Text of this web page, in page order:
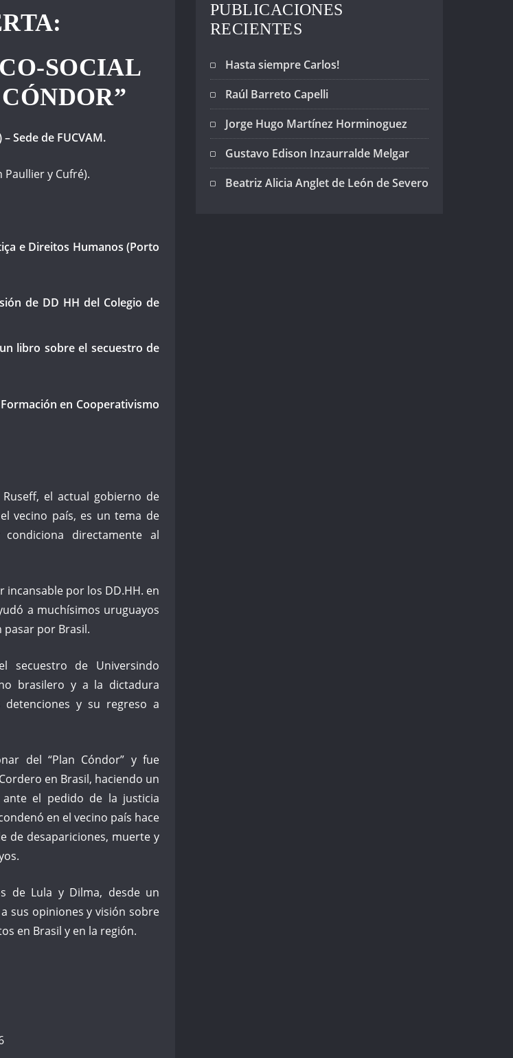
SOCIAL
Sede de FUCVAM.
Paullier y Cufré).
e Direitos Humanos (Porto
de DD HH del Colegio de
libro sobre el secuestro de
en Cooperativismo
el actual gobierno de
vecino país, es un tema de
directamente al
incansable por los DD.HH. en
a muchísimos uruguayos
pasar por Brasil.
secuestro de Universindo
brasilero y a la dictadura
detenciones y su regreso a
del “Plan Cóndor” y fue
en Brasil, haciendo un
el pedido de la justicia
en el vecino país hace
de desapariciones, muerte y
de Lula y Dilma, desde un
sus opiniones y visión sobre
en Brasil y en la región.
PUBLICACIONES
RECIENTES
Hasta siempre Carlos!
Raúl Barreto Capelli
Jorge Hugo Martínez Horminoguez
Gustavo Edison Inzaurralde Melgar
Beatriz Alicia Anglet de León de Severo